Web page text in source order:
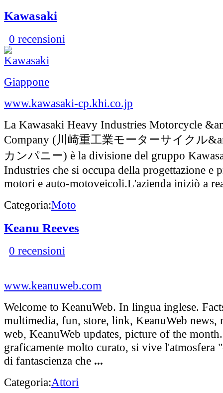
Kawasaki
0 recensioni
Giappone
www.kawasaki-cp.khi.co.jp
La Kawasaki Heavy Industries Motorcycle
Company (川崎重工業モーターサイクル
カンパニー) è la divisione del gruppo
Industries che si occupa della progettazione e
motori e auto-motoveicoli.L'azienda iniziò a
Categoria:Moto
Keanu Reeves
0 recensioni
www.keanuweb.com
Welcome to KeanuWeb. In lingua inglese.
multimedia, fun, store, link, KeanuWeb news,
web, KeanuWeb updates, picture of the
graficamente molto curato, si vive l'atmosfera
di fantascienza che ...
Categoria:Attori